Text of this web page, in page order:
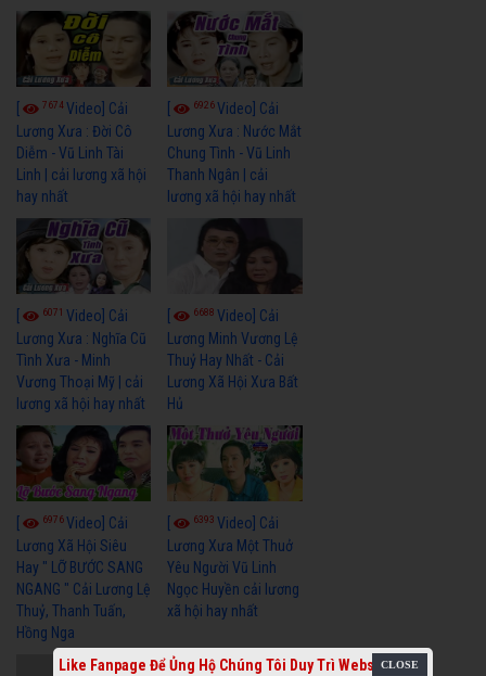
7674Video] Cải
Lương Xưa : Đời Cô
Diễm - Vũ Linh Tài
Linh | cải lương xã hội
hay nhất
6926Video] Cải
Lương Xưa : Nước Mắt
Chung Tình - Vũ Linh
Thanh Ngân | cải
lương xã hội hay nhất
6071 Video] Cải
Lương Xưa : Nghĩa Cũ
Tình Xưa - Minh
Vương Thoại Mỹ | cải
lương xã hội hay nhất
6688Video] Cải
Lương Minh Vương Lệ
Thuỷ Hay Nhất - Cải
Lương Xã Hội Xưa Bất
Hủ
6976Video] Cải
Lương Xã Hội Siêu
Hay " LỠ BƯỚC SANG
NGANG " Cải Lương Lệ
Thuỷ, Thanh Tuấn,
Hồng Nga
6393Video] Cải
Lương Xưa Một Thuở
Yêu Người Vũ Linh
Ngọc Huyền cải lương
xã hội hay nhất
Like Fanpage Để Ủng Hộ Chúng Tôi Duy Trì Website